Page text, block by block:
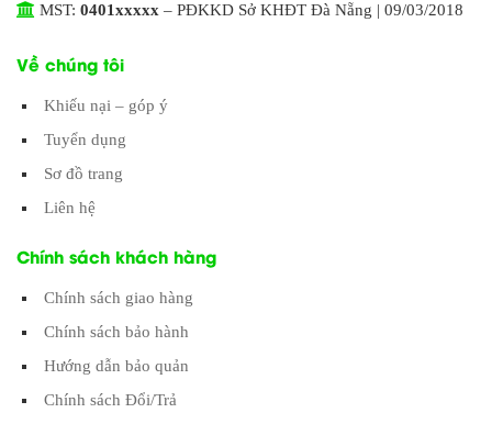
MST: 0401xxxxx – PĐKKD Sở KHĐT Đà Nẵng | 09/03/2018
Về chúng tôi
Khiếu nại – góp ý
Tuyển dụng
Sơ đồ trang
Liên hệ
Chính sách khách hàng
Chính sách giao hàng
Chính sách bảo hành
Hướng dẫn bảo quản
Chính sách Đổi/Trả